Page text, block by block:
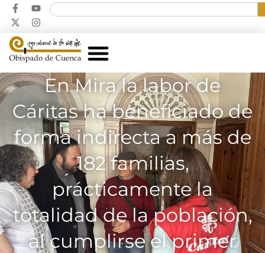
En Mira la labor de
Cáritas ha beneficiado de
forma indirecta a más de
182 familias,
prácticamente la
totalidad de la población,
al cumplirse el primer